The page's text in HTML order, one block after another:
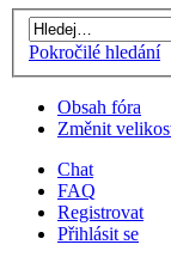
Pokročilé hledání
Obsah fóra
Změnit
Chat
FAQ
Registrovat
Přihlásit se